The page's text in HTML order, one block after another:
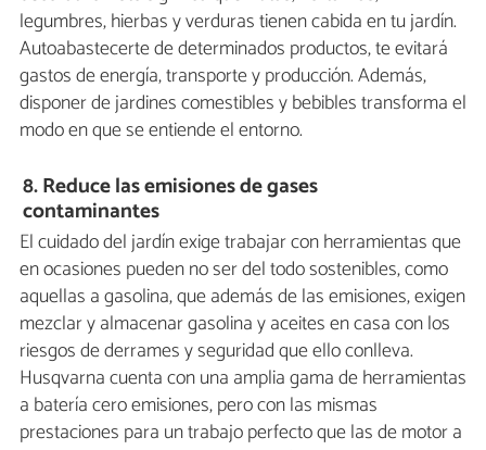
legumbres, hierbas y verduras tienen cabida en tu jardín.
Autoabastecerte de determinados productos, te evitará
gastos de energía, transporte y producción. Además,
disponer de jardines comestibles y bebibles transforma el
modo en que se entiende el entorno.
8.Reduce las emisiones de gases
contaminantes
Elcuidado del jardín exige trabajar con herramientas que
en ocasiones pueden no ser del todo sostenibles, como
aquellas a gasolina, que además de las emisiones, exigen
mezclar y almacenar gasolina y aceites en casa con los
riesgos de derrames y seguridad que ello conlleva.
Husqvarna cuenta con una amplia gama de herramientas
a batería cero emisiones, pero con las mismas
prestaciones para un trabajo perfecto que las de motor a